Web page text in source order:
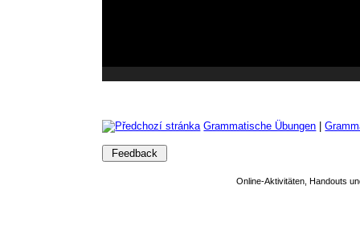
Grammatische Übungen |
Feedback
Online-Aktivitäten, Handouts